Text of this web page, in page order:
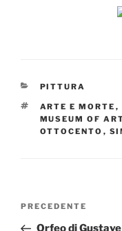
CATEGORIE
PITTURA
TAG
ARTE E MORTE ,
MUSEUM OF
OTTOCENTO ,
Navigazione
Articolo
precedente:
PRECEDENTE
Orfeo di